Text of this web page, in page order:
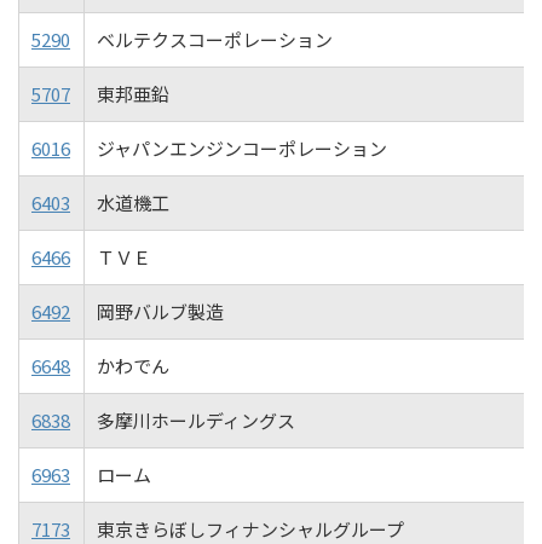
5290 ベルテクスコーポレーション
5707 東邦亜鉛
6016 ジャパンエンジンコーポレーション
6403 水道機工
6466 ＴＶＥ
6492 岡野バルブ製造
6648 かわでん
6838 多摩川ホールディングス
6963 ローム
7173 東京きらぼしフィナンシャルグループ